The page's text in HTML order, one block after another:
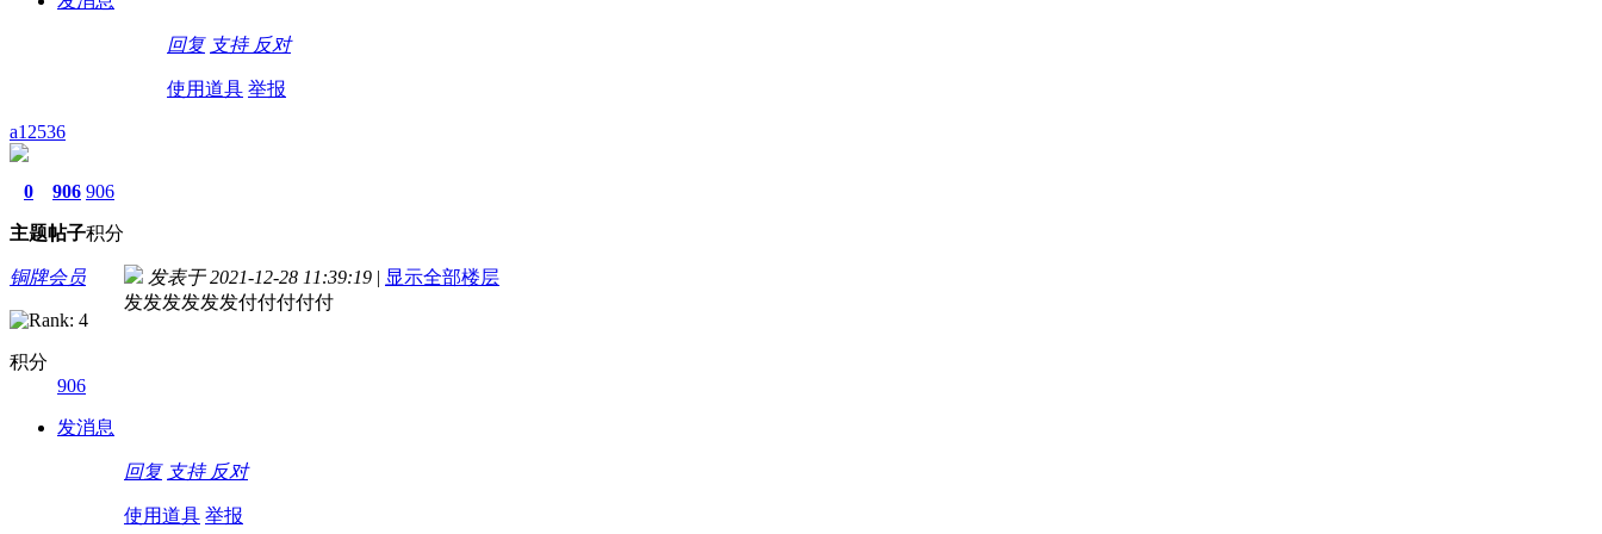
回复 支持 反对
使用道具 举报
a12536
0
主题
906
帖子
906
积分
铜牌会员
积分
906
发消息
发表于 2021-12-28 11:39:19 | 显示全部楼层
发发发发发发付付付付付
回复 支持 反对
使用道具 举报